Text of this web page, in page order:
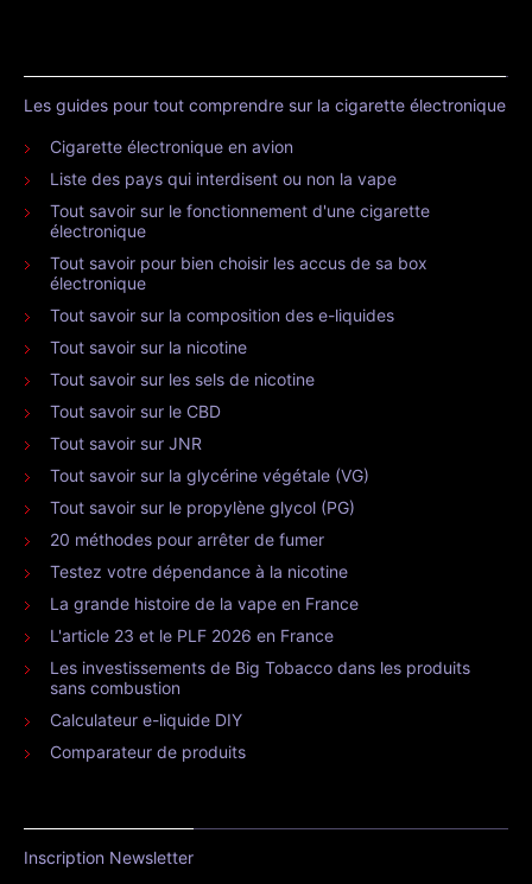
Les guides pour tout comprendre sur la cigarette électronique
Cigarette électronique en avion
Liste des pays qui interdisent ou non la vape
Tout savoir sur le fonctionnement d'une cigarette
électronique
Tout savoir pour bien choisir les accus de sa box
électronique
Tout savoir sur la composition des e-liquides
Tout savoir sur la nicotine
Tout savoir sur les sels de nicotine
Tout savoir sur le CBD
Tout savoir sur JNR
Tout savoir sur la glycérine végétale (VG)
Tout savoir sur le propylène glycol (PG)
20 méthodes pour arrêter de fumer
Testez votre dépendance à la nicotine
La grande histoire de la vape en France
L'article 23 et le PLF 2026 en France
Les investissements de Big Tobacco dans les produits
sans combustion
Calculateur e-liquide DIY
Comparateur de produits
Inscription Newsletter